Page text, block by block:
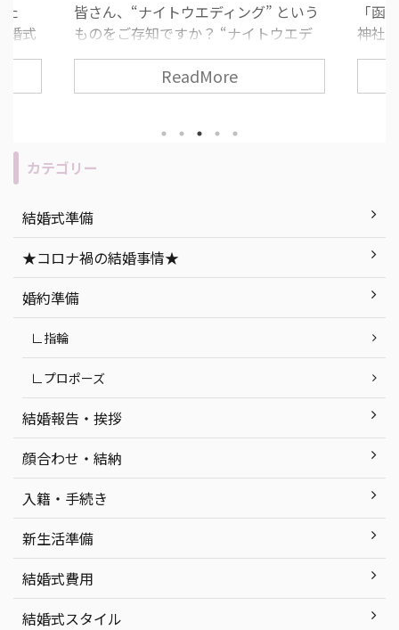
婚式
すめ
がな
人と
の
でき
は
』
いき
皆さん、“ナイトウエディング” という
ものをご存知ですか？ “ナイトウエデ
ィング” とは、夕方から夜の時間に行
う結婚式のことで、近年とても人気な
挙式スタイルの一つです！ 挙式や披露
わりありません。 今回は、ナイトウエ
ディングのメリット・デメリットの説
トウエディングを徹底解説します！ 目
次 「ナイトウエディング」って何？ ナ
イトウエディングのメリット・デメリ
ット ナイトウエディングの式場探しで
気をつけたいポイン ...
ReadMore
「函
神社
道っ
いと
ト
紹
町
カテゴリー
結婚式準備
★コロナ禍の結婚事情★
婚約準備
∟指輪
∟プロポーズ
結婚報告・挨拶
顔合わせ・結納
入籍・手続き
新生活準備
結婚式費用
結婚式スタイル